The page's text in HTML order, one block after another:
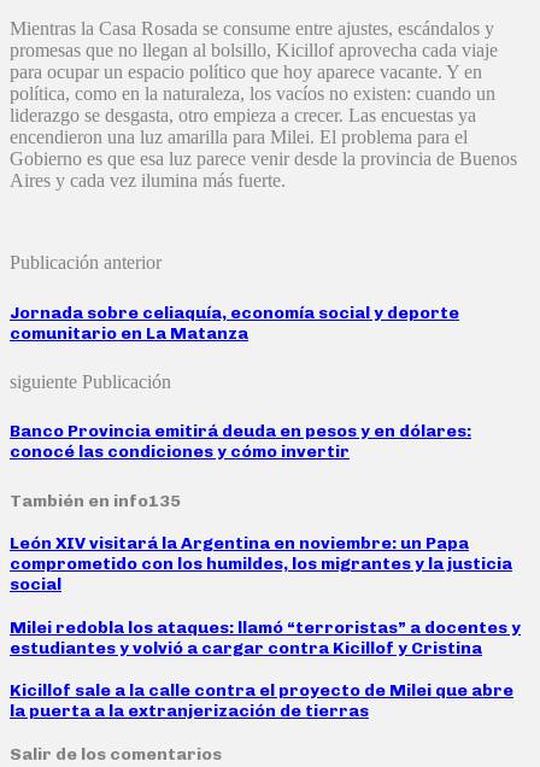
Mientras la Casa Rosada se consume entre ajustes, escándalos y
promesas que no llegan al bolsillo, Kicillof aprovecha cada viaje
para ocupar un espacio político que hoy aparece vacante. Y en
política, como en la naturaleza, los vacíos no existen: cuando un
liderazgo se desgasta, otro empieza a crecer. Las encuestas ya
encendieron una luz amarilla para Milei. El problema para el
Gobierno es que esa luz parece venir desde la provincia de Buenos
Aires y cada vez ilumina más fuerte.
Publicación anterior
Jornada sobre celiaquía, economía social y deporte
comunitario en La Matanza
siguiente Publicación
Banco Provincia emitirá deuda en pesos y en dólares:
conocé las condiciones y cómo invertir
También en info135
León XIV visitará la Argentina en noviembre: un Papa
comprometido con los humildes, los migrantes y la justicia
social
Milei redobla los ataques: llamó “terroristas” a docentes y
estudiantes y volvió a cargar contra Kicillof y Cristina
Kicillof sale a la calle contra el proyecto de Milei que abre
la puerta a la extranjerización de tierras
Salir de los comentarios